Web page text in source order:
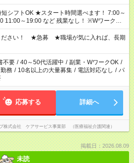
ト時間選べます！ 7:00～
～19:00 など 残業なし！ ※Wワークの
合わせ週40時間超の就業はご案内できませ
週20時間以上勤務は社会保険への加入対象
派遣法（日雇い派遣の原則禁止）により、
業はご案内が難しい場合があります
ださい！ ★急募 ★職場が気に入れば、長期
不要 / 40～50代活躍中 / 副業・WワークOK /
務 / 10名以上の大量募集 / 電話対応なし / パ
応募する 詳細へ
株式会社 ケアサービス事業部 （医療福祉介護関連）
掲載日：2026.08.09
未読